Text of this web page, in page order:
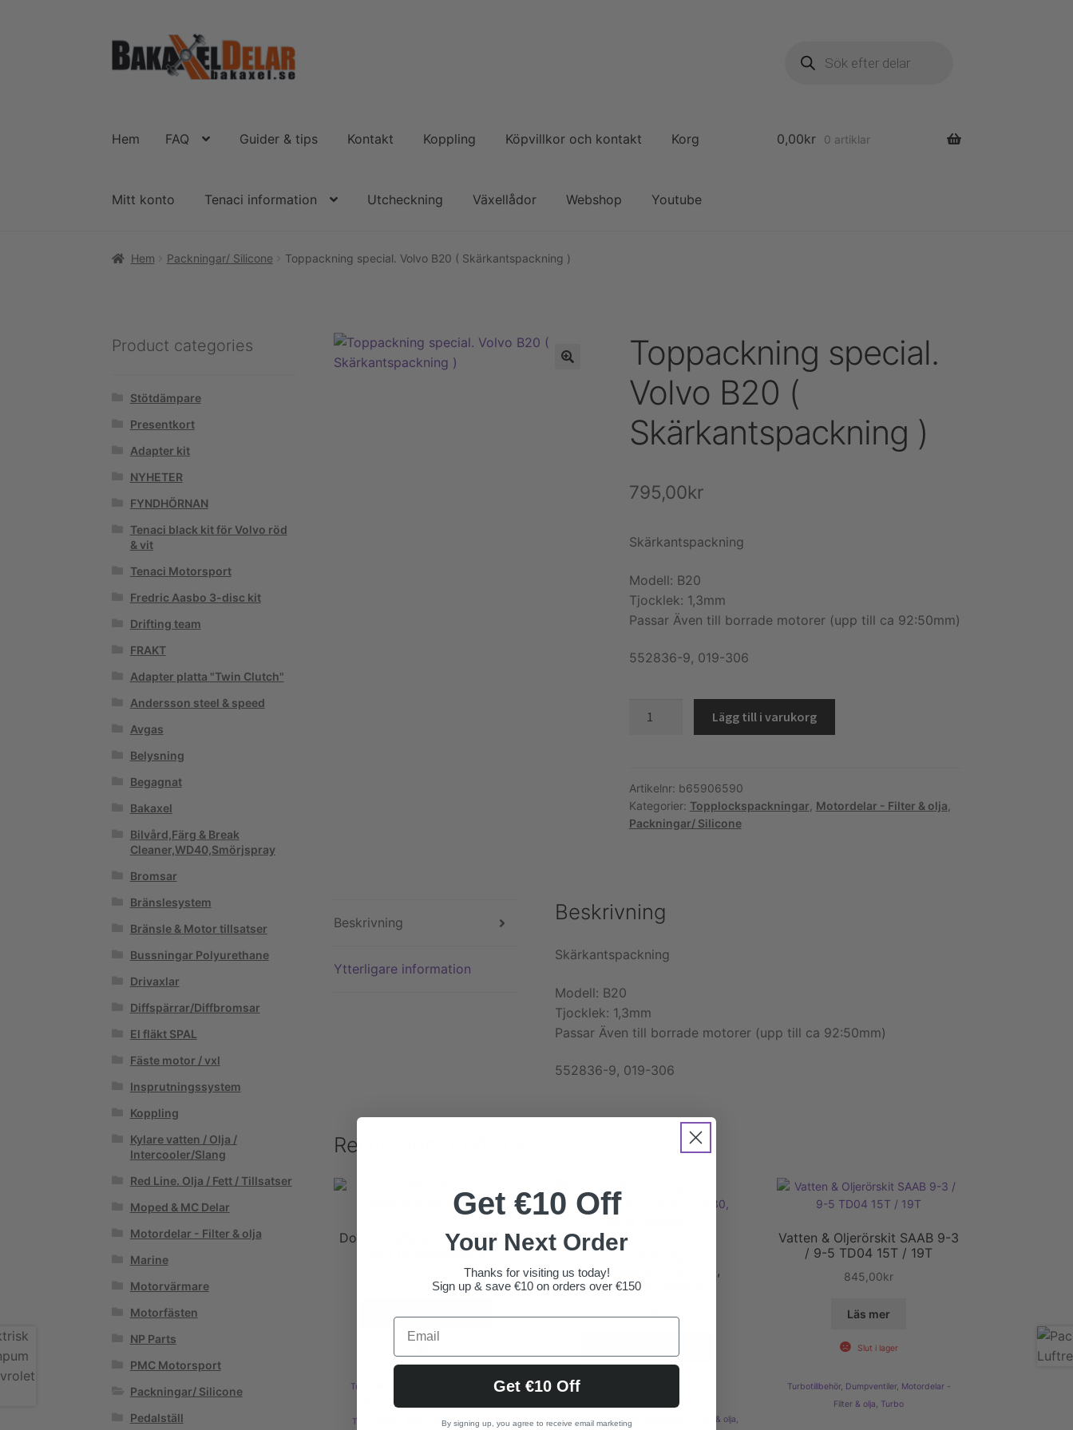
Hoppa
till
Hoppa
till
Hem FAQ Guider & tips Kontakt Koppling Köpvillkor och kontakt Korg
Mitt konto Tenaci information Utcheckning Växellådor Webshop Youtube
0,00kr 0 artiklar
Hem Packningar/ Silicone Toppackning special. Volvo B20 ( Skärkantspackning )
Toppackning special.
Volvo B20 (
Skärkantspackning )
795,00kr
Skärkantspackning
Modell: B20
Tjocklek: 1,3mm
Passar Även till borrade motorer (upp till ca 92:50mm)
552836-9, 019-306
(
Skärkantspackning
)
Lägg till i varukorg
Artikelnr: b65906590
Kategorier: Topplockspackningar, Motordelar - Filter & olja,
Packningar/ Silicone
Beskrivning
Ytterligare information
Beskrivning
Skärkantspackning
Modell: B20
Tjocklek: 1,3mm
Passar Även till borrade motorer (upp till ca 92:50mm)
552836-9, 019-306
Relaterade produkter
Downpipefläns Holset Super
HX40 18 avgashus. RF
Lägg till i varukorg
Turbotillbehör
Avgas
,
Turboflänsar
Motordelar - Filter & olja
Toppackning.
Skärkantspackning B23,
B230, B234 -Special-
Topplockspackningar Motordelar - Filter & olja,
Vatten & Oljerörskit SAAB 9-3
/ 9-5 TD04 15T / 19T
845,00kr
Läs mer
Slut i lager
Turbotillbehör, Dumpventiler, Motordelar -
Filter & olja, Turbo
Product categories
Stötdämpare
Presentkort
Adapter kit
NYHETER
FYNDHÖRNAN
Tenaci black kit för Volvo röd
& vit
Tenaci Motorsport
Fredric Aasbo 3-disc kit
Drifting team
FRAKT
Adapter platta "Twin Clutch"
Andersson steel & speed
Avgas
Belysning
Begagnat
Bakaxel
Bilvård,Färg & Break
Cleaner,WD40,Smörjspray
Bromsar
Bränslesystem
Bränsle & Motor tillsatser
Bussningar Polyurethane
Drivaxlar
Diffspärrar/Diffbromsar
El fläkt SPAL
Fäste motor / vxl
Insprutningssystem
Koppling
Kylare vatten / Olja /
Intercooler/Slang
Red Line. Olja / Fett / Tillsatser
Moped & MC Delar
Motordelar - Filter & olja
Marine
Motorvärmare
Motorfästen
NP Parts
PMC Motorsport
Packningar/ Silicone
Pedalställ
Get €10 Off
Your Next Order
Thanks for visiting us today!
Sign up & save €10 on orders over €150
Get €10 Off
By signing up, you agree to receive email marketing